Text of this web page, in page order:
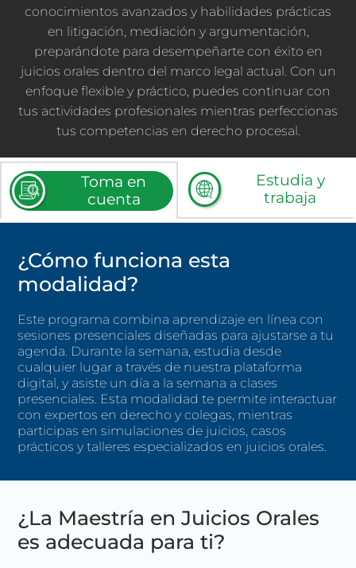
conocimientos avanzados y habilidades prácticas
en litigación, mediación y argumentación,
preparándote para desempeñarte con éxito en
juicios orales dentro del marco legal actual. Con un
enfoque flexible y práctico, puedes continuar con
tus actividades profesionales mientras perfeccionas
tus competencias en derecho procesal.
Toma en
cuenta
Estudia y
trabaja
¿Cómo funciona esta
modalidad?
Este programa combina aprendizaje en línea con
sesiones presenciales diseñadas para ajustarse a tu
agenda. Durante la semana, estudia desde
cualquier lugar a través de nuestra plataforma
digital, y asiste un día a la semana a clases
presenciales. Esta modalidad te permite interactuar
con expertos en derecho y colegas, mientras
participas en simulaciones de juicios, casos
prácticos y talleres especializados en juicios orales.
¿La Maestría en Juicios Orales
es adecuada para ti?